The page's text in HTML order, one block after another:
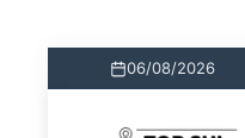
06/08/2026